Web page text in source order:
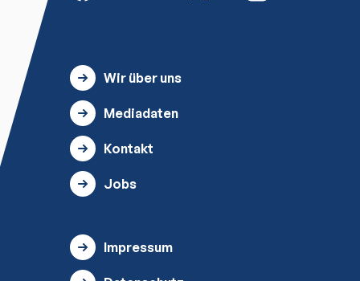
Wir über uns
Mediadaten
Kontakt
Jobs
Impressum